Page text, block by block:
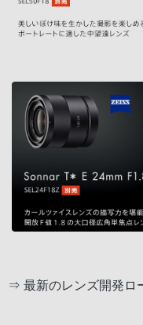
⇒ 最新のレンズ開発ロ